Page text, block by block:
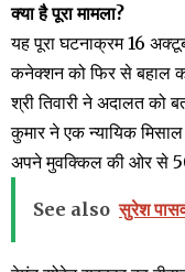
क्या है पूरा मामला?
यह पूरा घटनाक्रम 16
कनेक्शन को फिर से बहाल
श्री तिवारी ने अदालत को
कुमार ने एक न्यायिक
अपने मुवक्किल की ओर से
See also सुरेश